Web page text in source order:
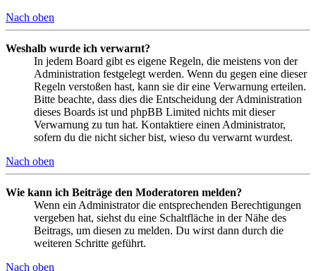
Nach oben
Weshalb wurde ich verwarnt?
In jedem Board gibt es eigene Regeln, die meistens von der
Administration festgelegt werden. Wenn du gegen eine dieser
Regeln verstoßen hast, kann sie dir eine Verwarnung erteilen.
Bitte beachte, dass dies die Entscheidung der Administration
dieses Boards ist und phpBB Limited nichts mit dieser
Verwarnung zu tun hat. Kontaktiere einen Administrator,
sofern du die nicht sicher bist, wieso du verwarnt wurdest.
Nach oben
Wie kann ich Beiträge den Moderatoren melden?
Wenn ein Administrator die entsprechenden Berechtigungen
vergeben hat, siehst du eine Schaltfläche in der Nähe des
Beitrags, um diesen zu melden. Du wirst dann durch die
weiteren Schritte geführt.
Nach oben